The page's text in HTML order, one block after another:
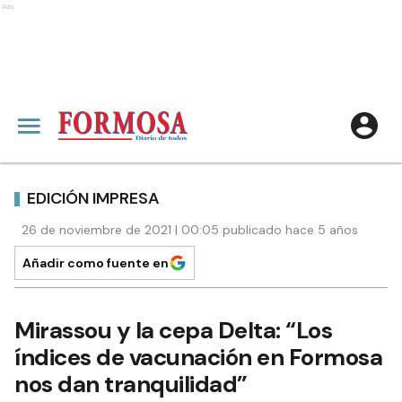
Ads
EDICIÓN IMPRESA
26 de noviembre de 2021 | 00:05 publicado hace 5 años
Añadir como fuente en
Mirassou y la cepa Delta: “Los
índices de vacunación en Formosa
nos dan tranquilidad”